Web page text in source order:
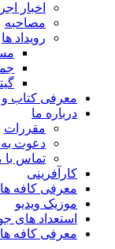
اخبار
مصاحبه
رویداد ها
معرفی کتاب و
درباره ما
مقررات
دعوت
تماس با
کارآفرینی
معرفی کافه ها
موزیک ویدیو
استعداد های
معرفی کافه ها